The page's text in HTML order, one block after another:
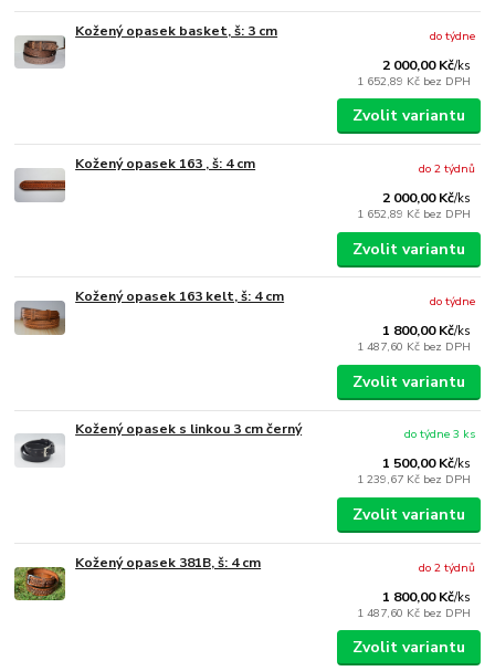
Kožený opasek basket, š: 3 cm
2 000,00 Kč/ks
1 652,89 Kč bez DPH
do týdne
Zvolit variantu
Kožený opasek 163 , š: 4 cm
2 000,00 Kč/ks
1 652,89 Kč bez DPH
do 2 týdnů
Zvolit variantu
Kožený opasek 163 kelt, š: 4 cm
1 800,00 Kč/ks
1 487,60 Kč bez DPH
do týdne
Zvolit variantu
Kožený opasek s linkou 3 cm černý
1 500,00 Kč/ks
1 239,67 Kč bez DPH
do týdne 3 ks
Zvolit variantu
Kožený opasek 381B, š: 4 cm
1 800,00 Kč/ks
1 487,60 Kč bez DPH
do 2 týdnů
Zvolit variantu